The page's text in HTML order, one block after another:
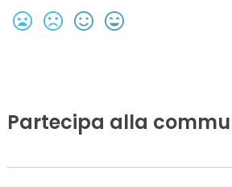
Partecipa alla